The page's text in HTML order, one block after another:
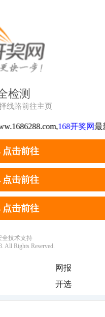
网报
开选